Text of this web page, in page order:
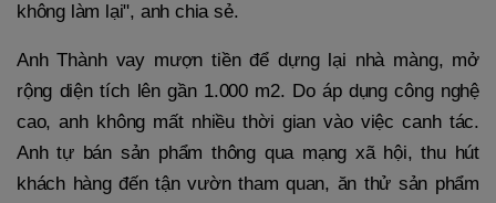
không làm lại", anh chia sẻ.
Anh Thành vay mượn tiền để dựng lại nhà màng, mở
rộng diện tích lên gần 1.000 m2. Do áp dụng công nghệ
cao, anh không mất nhiều thời gian vào việc canh tác.
Anh tự bán sản phẩm thông qua mạng xã hội, thu hút
khách hàng đến tận vườn tham quan, ăn thử sản phẩm